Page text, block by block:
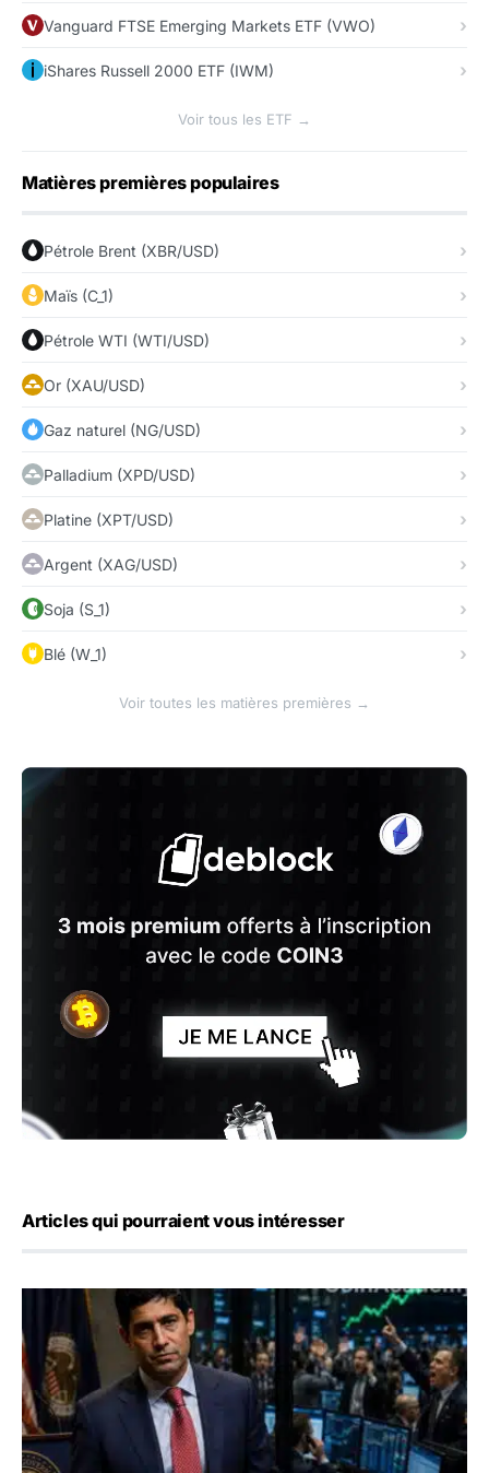
Vanguard FTSE Emerging Markets ETF (VWO)
iShares Russell 2000 ETF (IWM)
Voir tous les ETF →
Matières premières populaires
Pétrole Brent (XBR/USD)
Maïs (C_1)
Pétrole WTI (WTI/USD)
Or (XAU/USD)
Gaz naturel (NG/USD)
Palladium (XPD/USD)
Platine (XPT/USD)
Argent (XAG/USD)
Soja (S_1)
Blé (W_1)
Voir toutes les matières premières →
Articles qui pourraient vous intéresser
Emploi américain : 23 000 postes détruits en juillet, les